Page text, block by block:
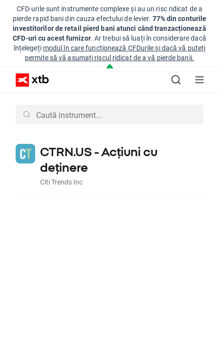
CFD-urile sunt instrumente complexe și au un risc ridicat de a
pierde rapid bani din cauza efectului de levier. 77% din conturile
investitorilor de retail pierd bani atunci când tranzacționează
CFD-uri cu acest furnizor. Ar trebui să luați în considerare dacă
înțelegeți modul în care funcționează CFDurile și dacă vă puteți
permite să vă asumați riscul ridicat de a vă pierde banii.
CTRN.US - Acțiuni cu
deținere
Citi Trends Inc